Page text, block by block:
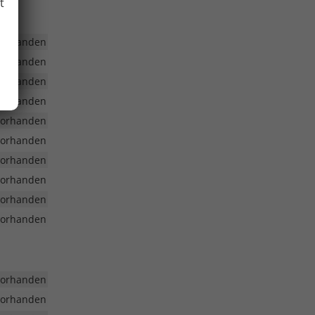
vorhanden
vorhanden
vorhanden
vorhanden